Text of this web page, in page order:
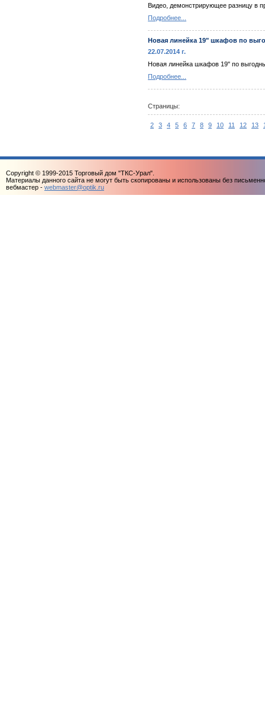
Видео, демонстрирующее разницу в
Подробнее...
Новая линейка 19" шкафов по
22.07.2014 г.
Новая линейка шкафов 19" по
Подробнее...
Страницы:
2 3 4 5 6 7 8 9 10 11 12 13
Copyright © 1999-2015 Торговый дом "ТКС-Урал".
Материалы данного сайта не могут быть скопированы и использованы без
вебмастер - webmaster@optik.ru